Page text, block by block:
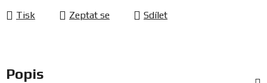
Tisk Zeptat se Sdílet
Popis